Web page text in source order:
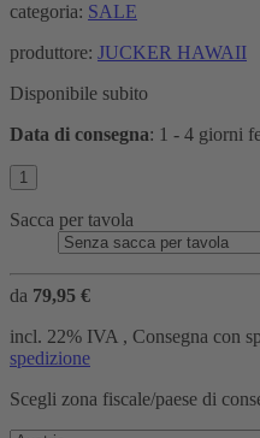
categoria: SALE
produttore: JUCKER HAWAII
Disponibile subito
Data di consegna: 1 - 4 giorni
Sacca per tavola
da 79,95 €
incl. 22% IVA , Consegna con
spedizione
Scegli zona fiscale/paese di